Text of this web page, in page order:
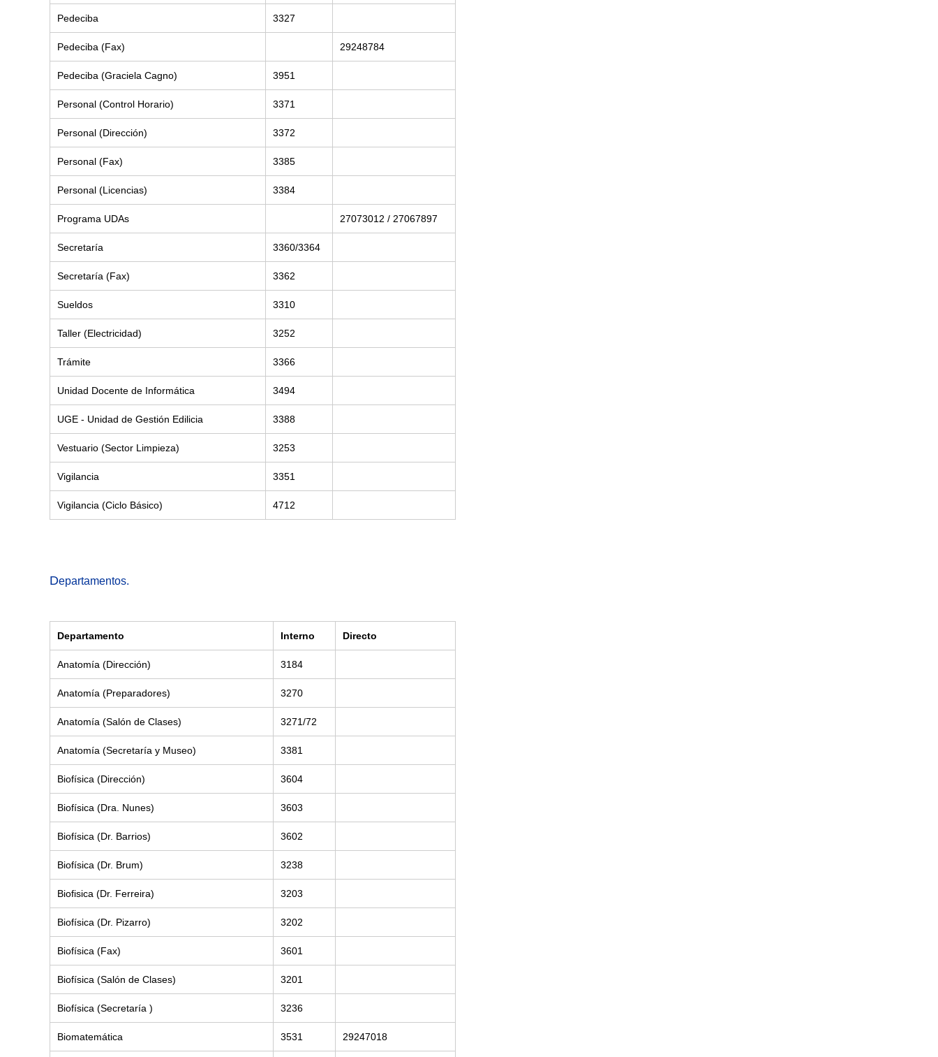
Pedeciba 3327
Pedeciba (Fax) 29248784
Pedeciba (Graciela Cagno) 3951
Personal (Control Horario) 3371
Personal (Dirección) 3372
Personal (Fax) 3385
Personal (Licencias) 3384
Programa UDAs 27073012 / 27067897
Secretaría 3360/3364
Secretaría (Fax) 3362
Sueldos 3310
Taller (Electricidad) 3252
Trámite 3366
Unidad Docente de Informática 3494
UGE - Unidad de Gestión Edilicia 3388
Vestuario (Sector Limpieza) 3253
Vigilancia 3351
Vigilancia (Ciclo Básico) 4712
Departamentos.
Departamento Interno Directo
Anatomía (Dirección) 3184
Anatomía (Preparadores) 3270
Anatomía (Salón de Clases) 3271/72
Anatomía (Secretaría y Museo) 3381
Biofísica (Dirección) 3604
Biofísica (Dra. Nunes) 3603
Biofísica (Dr. Barrios) 3602
Biofísica (Dr. Brum) 3238
Biofisica (Dr. Ferreira) 3203
Biofísica (Dr. Pizarro) 3202
Biofísica (Fax) 3601
Biofísica (Salón de Clases) 3201
Biofísica(Secretaría ) 3236
Biomatemática 3531 29247018